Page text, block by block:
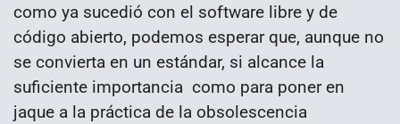
como ya sucedió con el software libre y de
código abierto, podemos esperar que, aunque no
se convierta en un estándar, si alcance la
suficiente importancia como para poner en
jaque a la práctica de la obsolescencia